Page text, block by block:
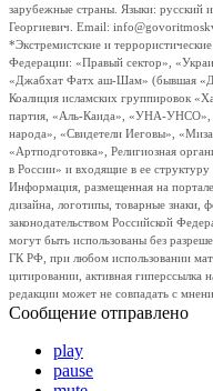
зарубежные страны. Языки: русский
Георгиевич. Email:
*Экстремистские и
Федерации: «Правый сектор»,
«Джабхат Фатх аш-Шам» (бывшая
Коалиция исламских группировок
партия, «Аль-Каида», «УНА-УНСО»,
народа», «Свидетели Иеговы»,
«Артподготовка», Религиозная
в России» и входящие в ее
Информация, размещенная на
дизайна, логотипы, товарные знаки,
законодательством Российской
могут быть использованы без
ГК РФ, при любом использовании
цитировании, активная гиперссылка
редакции может не совпадать с
Сообщение отправлено
play
pause